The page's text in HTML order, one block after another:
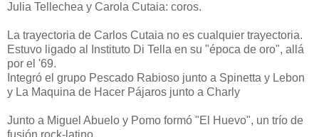
Julia Tellechea y Carola Cutaia: coros.
La trayectoria de Carlos Cutaia no es cualquier trayectoria.
Estuvo ligado al Instituto Di Tella en su "época de oro", allá
por el '69.
Integró el grupo Pescado Rabioso junto a Spinetta y Lebon
y La Maquina de Hacer Pájaros junto a Charly
Junto a Miguel Abuelo y Pomo formó "El Huevo", un trío de